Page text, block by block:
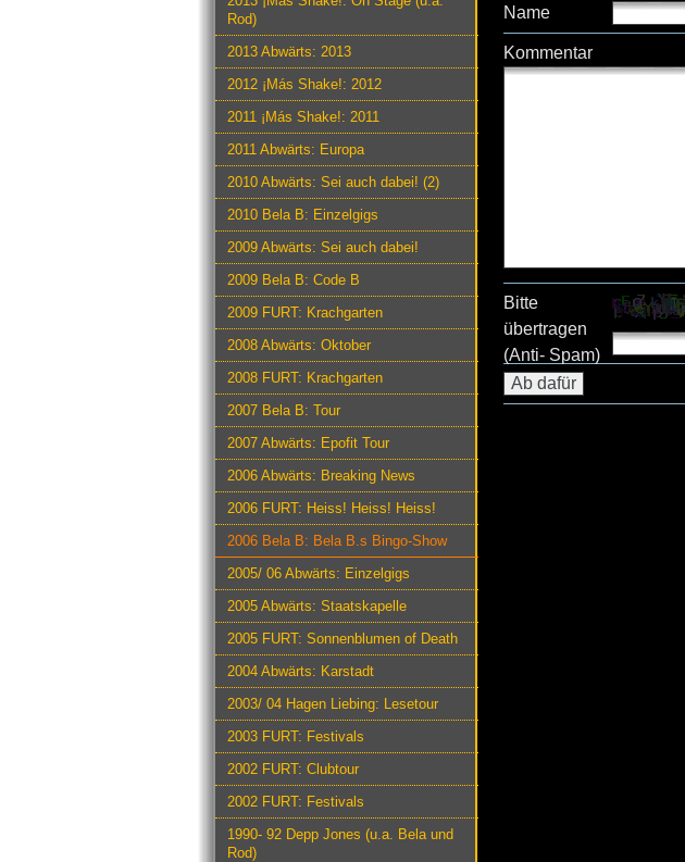
Rod)
2013 Abwärts: 2013
2012 ¡Más Shake!: 2012
2011 ¡Más Shake!: 2011
2011 Abwärts: Europa
2010 Abwärts: Sei auch dabei! (2)
2010 Bela B: Einzelgigs
2009 Abwärts: Sei auch dabei!
2009 Bela B: Code B
2009 FURT: Krachgarten
2008 Abwärts: Oktober
2008 FURT: Krachgarten
2007 Bela B: Tour
2007 Abwärts: Epofit Tour
2006 Abwärts: Breaking News
2006 FURT: Heiss! Heiss! Heiss!
2006 Bela B: Bela B.s Bingo-Show
2005/ 06 Abwärts: Einzelgigs
2005 Abwärts: Staatskapelle
2005 FURT: Sonnenblumen of Death
2004 Abwärts: Karstadt
2003/ 04 Hagen Liebing: Lesetour
2003 FURT: Festivals
2002 FURT: Clubtour
2002 FURT: Festivals
1990- 92 Depp Jones (u.a. Bela und
Rod)
Name
Kommentar
Bitte
übertragen
(Anti- Spam)